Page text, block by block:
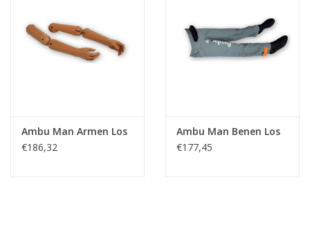
Ambu Man Armen Los
€186,32
Ambu Man Benen Los
€177,45